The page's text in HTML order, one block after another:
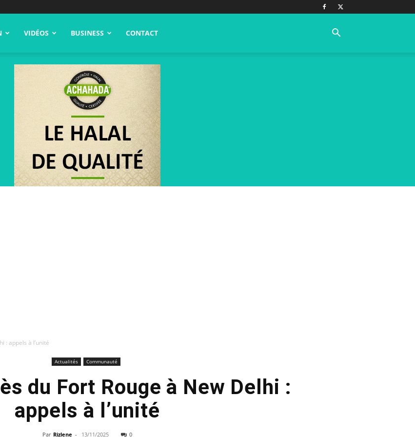
VIDÉOS BUSINESS CONTACT
: appels à l’unité
Actualités Communauté
du Fort Rouge à New Delhi :
appels à l’unité
Par Rizlene - 13/11/2025 0